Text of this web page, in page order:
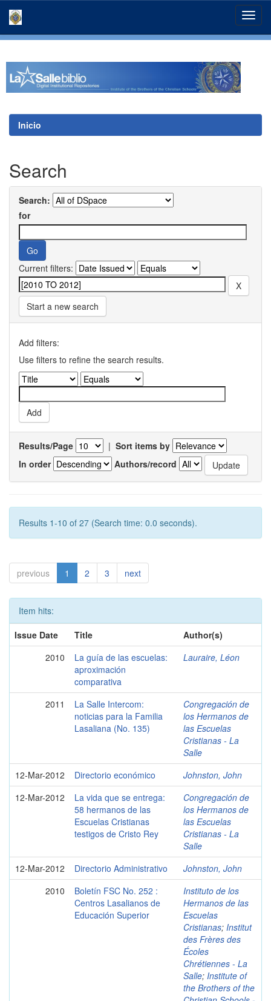
Inicio
Search
Search:
for
Current filters:
Start a new search
Add filters:
Use filters to refine the search results.
Results/Page | Sort items by
In order
Authors/record
Results 1-10 of 27 (Search time: 0.0 seconds).
previous 1 2 3 next
Item hits:
Issue Date
Title
Author(s)
2010
La guía de las escuelas:
aproximación
comparativa
Lauraire, Léon
2011
La Salle Intercom:
noticias para la Familia
Lasaliana (No. 135)
Congregación de
los Hermanos de
las Escuelas
Cristianas - La
Salle
12-Mar-2012
Directorio económico
Johnston, John
12-Mar-2012
La vida que se entrega:
58 hermanos de las
Escuelas Cristianas
testigos de Cristo Rey
Congregación de
los Hermanos de
las Escuelas
Cristianas - La
Salle
12-Mar-2012
Directorio Administrativo
Johnston, John
2010
Boletín FSC No. 252 :
Centros Lasalianos de
Educación Superior
Instituto de los
Hermanos de las
Escuelas
Cristianas; Institut
des Frères des
Écoles
Chrétiennes - La
Salle; Institute of
the Brothers of the